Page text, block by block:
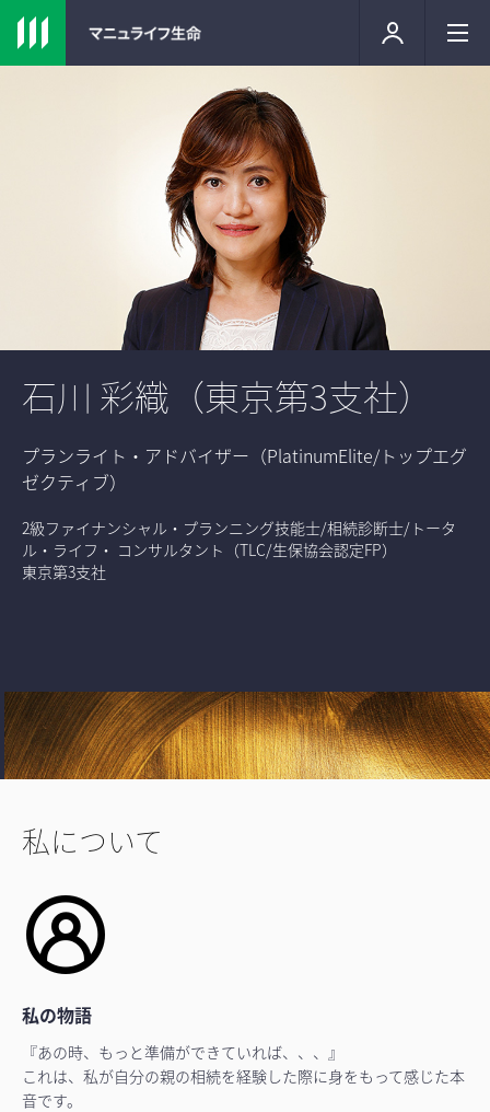
石川 彩織（東京第3支社）
プランライト・アドバイザー（PlatinumElite/トップエグ
ゼクティブ）
2級ファイナンシャル・プランニング技能士/相続診断士/トータ
ル・ライフ・ コンサルタント（TLC/生保協会認定FP）
東京第3支社
私について
私の物語
『あの時、もっと準備ができていれば、、、』
これは、私が自分の親の相続を経験した際に身をもって感じた本
音です。